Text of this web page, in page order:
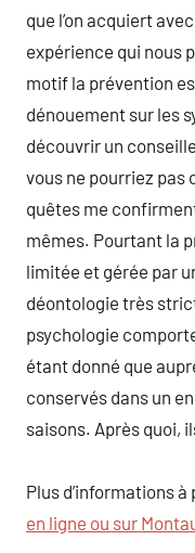
que l’on acquiert
expérience qui nous
motif la prévention
dénouement sur les
découvrir un
vous ne pourriez pas
quêtes me
mêmes. Pourtant la
limitée et gérée par
déontologie très
psychologie
étant donné que
conservés dans un
saisons. Après quoi,
Plus d’informations à
en ligne ou sur